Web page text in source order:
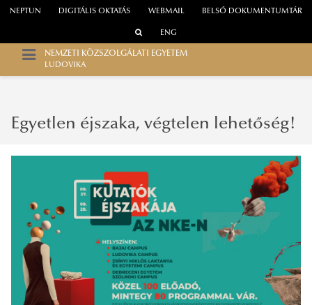
WEBMAIL
NEPTUN DIGITÁLIS OKTATÁS BELSŐ DOKUMENTUMTÁR
ENG
NEMZETI KÖZSZOLGÁLATI EGYETEM
LUDOVIKA
Egyetlen éjszaka, végtelen lehetőség!